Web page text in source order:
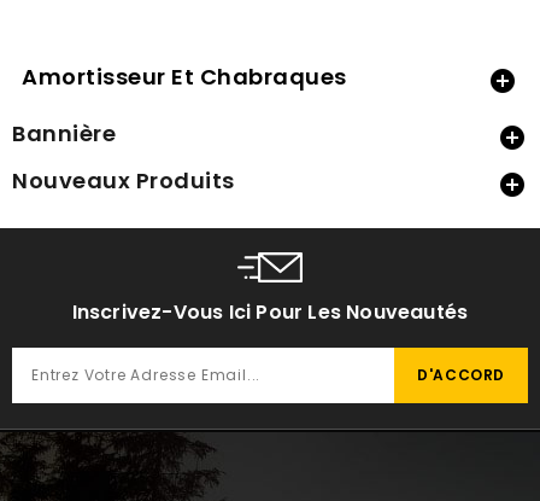
Amortisseur Et Chabraques 
Bannière 
Nouveaux Produits 
Inscrivez-Vous Ici Pour Les Nouveautés